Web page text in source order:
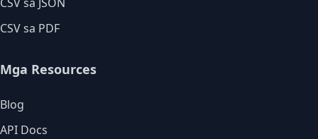
CSV sa PDF
Mga Resources
Blog
API Docs